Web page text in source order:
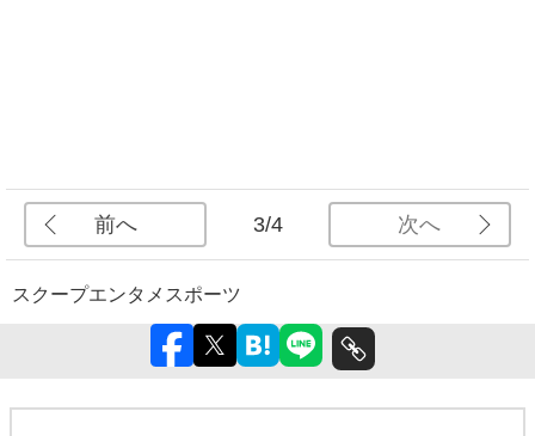
前へ 3/4 次へ
スクープエンタメ スポーツ